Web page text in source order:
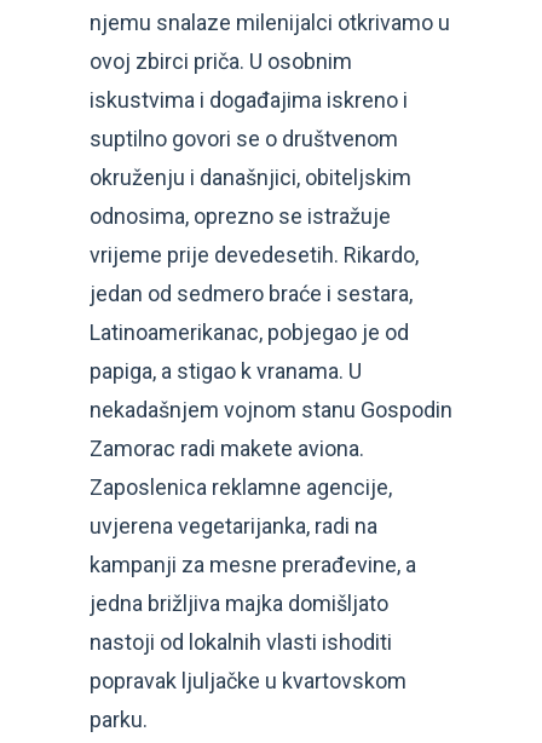
njemu snalaze milenijalci otkrivamo u
ovoj zbirci priča. U osobnim
iskustvima i događajima iskreno i
suptilno govori se o društvenom
okruženju i današnjici, obiteljskim
odnosima, oprezno se istražuje
vrijeme prije devedesetih. Rikardo,
jedan od sedmero braće i sestara,
Latinoamerikanac, pobjegao je od
papiga, a stigao k vranama. U
nekadašnjem vojnom stanu Gospodin
Zamorac radi makete aviona.
Zaposlenica reklamne agencije,
uvjerena vegetarijanka, radi na
kampanji za mesne prerađevine, a
jedna brižljiva majka domišljato
nastoji od lokalnih vlasti ishoditi
popravak ljuljačke u kvartovskom
parku.